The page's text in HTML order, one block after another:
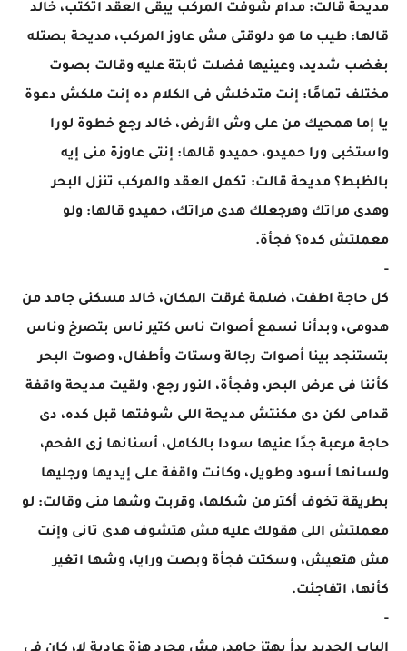
مديحة قالت: مدام شوفت المركب يبقى العقد اتكتب، خالد
قالها: طيب ما هو دلوقتى مش عاوز المركب، مديحة بصتله
بغضب شديد، وعينيها فضلت ثابتة عليه وقالت بصوت
مختلف تمامًا: إنت متدخلش فى الكلام ده إنت ملكش دعوة
يا إما همحيك من على وش الأرض، خالد رجع خطوة لورا
واستخبى ورا حميدو، حميدو قالها: إنتى عاوزة منى إيه
بالظبط؟ مديحة قالت: تكمل العقد والمركب تنزل البحر
وهدى مراتك وهرجعلك هدى مراتك، حميدو قالها: ولو
معملتش كده؟ فجأة.
-
كل حاجة اطفت، ضلمة غرقت المكان، خالد مسكنى جامد من
هدومى، وبدأنا نسمع أصوات ناس كتير ناس بتصرخ وناس
بتستنجد بينا أصوات رجالة وستات وأطفال، وصوت البحر
كأننا فى عرض البحر، وفجأة، النور رجع، ولقيت مديحة واقفة
قدامى لكن دى مكنتش مديحة اللى شوفتها قبل كده، دى
حاجة مرعبة جدًا عنيها سودا بالكامل، أسنانها زى الفحم،
ولسانها أسود وطويل، وكانت واقفة على إيديها ورجليها
بطريقة تخوف أكتر من شكلها، وقربت وشها منى وقالت: لو
معملتش اللى هقولك عليه مش هتشوف هدى تانى وإنت
مش هتعيش، وسكتت فجأة وبصت ورايا، وشها اتغير
كأنها، اتفاجئت.
-